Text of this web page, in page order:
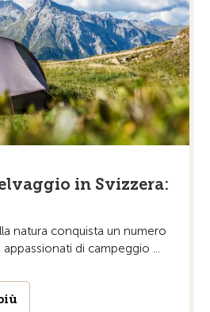
in Svizzera:
natura conquista un numero
di campeggio ...